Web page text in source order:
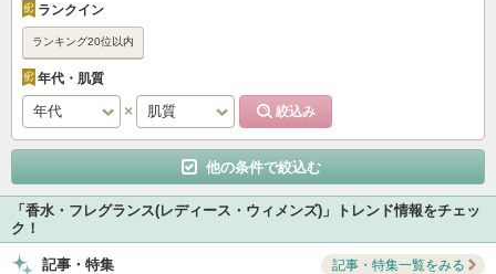
ランクイン
ランキング20位以内
年代・肌質
他の条件で絞込む
「香水・フレグランス(レディース・ウィメンズ)」トレンド情報をチェッ
ク！
記事・特集 記事・特集一覧をみる